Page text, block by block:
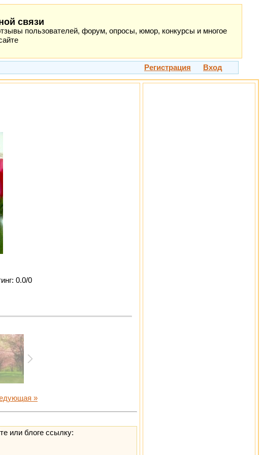
связи
пользователей, форум, опросы, юмор, конкурсы и многое
Регистрация Вход
0.0/0
»
или блоге ссылку: